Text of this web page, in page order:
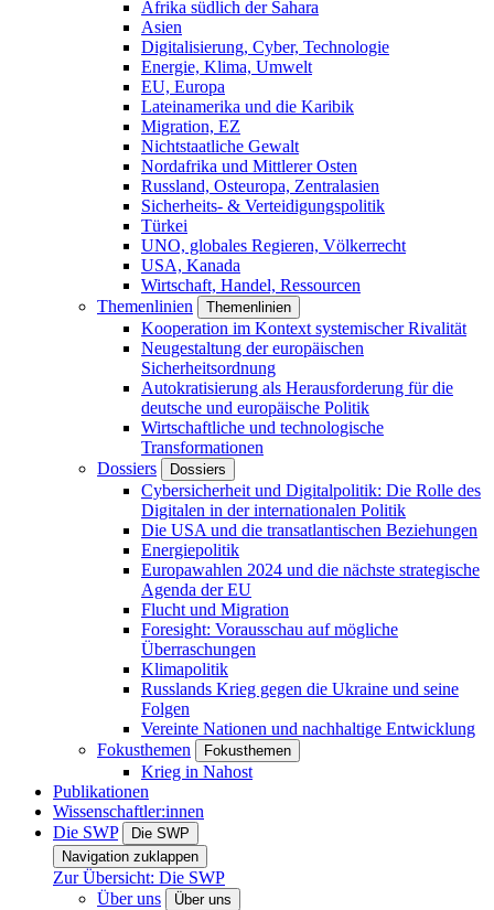
Afrika südlich der Sahara
Asien
Digitalisierung, Cyber, Technologie
Energie, Klima, Umwelt
EU, Europa
Lateinamerika und die Karibik
Migration, EZ
Nichtstaatliche Gewalt
Nordafrika und Mittlerer Osten
Russland, Osteuropa, Zentralasien
Sicherheits- & Verteidigungspolitik
Türkei
UNO, globales Regieren, Völkerrecht
USA, Kanada
Wirtschaft, Handel, Ressourcen
Themenlinien
Themenlinien
Kooperation im Kontext systemischer Rivalität
Neugestaltung der europäischen
Sicherheitsordnung
Autokratisierung als Herausforderung für die
deutsche und europäische Politik
Wirtschaftliche und technologische
Transformationen
Dossiers
Dossiers
Cybersicherheit und Digitalpolitik: Die Rolle des
Digitalen in der internationalen Politik
Die USA und die transatlantischen Beziehungen
Energiepolitik
Europawahlen 2024 und die nächste strategische
Agenda der EU
Flucht und Migration
Foresight: Vorausschau auf mögliche
Überraschungen
Klimapolitik
Russlands Krieg gegen die Ukraine und seine
Folgen
Vereinte Nationen und nachhaltige Entwicklung
Fokusthemen
Fokusthemen
Krieg in Nahost
Publikationen
Wissenschaftler:innen
Die SWP
Die SWP
Navigation zuklappen
Zur Übersicht: Die SWP
Über uns
Über uns